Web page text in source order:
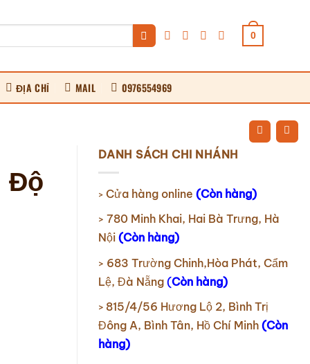
0
ĐỊA CHỈ MAIL 0976554969
DANH SÁCH CHI NHÁNH
> Cửa hàng online (Còn hàng)
> 780 Minh Khai, Hai Bà Trưng, Hà
Nội (Còn hàng)
> 683 Trường Chinh,Hòa Phát, Cẩm
Lệ, Đà Nẵng (Còn hàng)
> 815/4/56 Hương Lộ 2, Bình Trị
Đông A, Bình Tân, Hồ Chí Minh (Còn
hàng)
Độ